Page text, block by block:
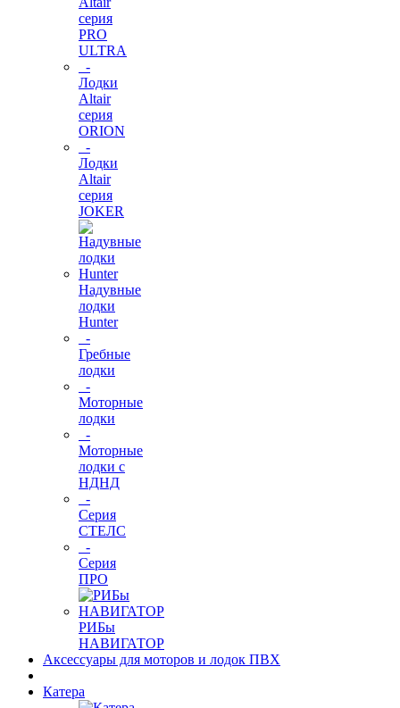
серия
PRO
ULTRA
-
Лодки
Altair
серия
ORION
-
Лодки
Altair
серия
JOKER
Надувные
лодки
Hunter
-
Гребные
лодки
-
Моторные
лодки
-
Моторные
лодки с
НДНД
-
Серия
СТЕЛС
-
Серия
ПРО
РИБы
НАВИГАТОР
Аксессуары для моторов и лодок ПВХ
Катера